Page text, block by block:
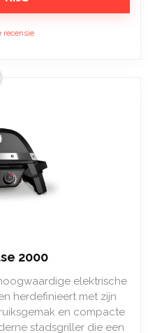
recensie
2000
elektrische
herdefinieert met zijn
en compacte
stadsgriller die een